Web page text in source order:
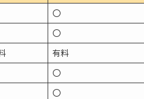
〇
〇
有料
〇
〇